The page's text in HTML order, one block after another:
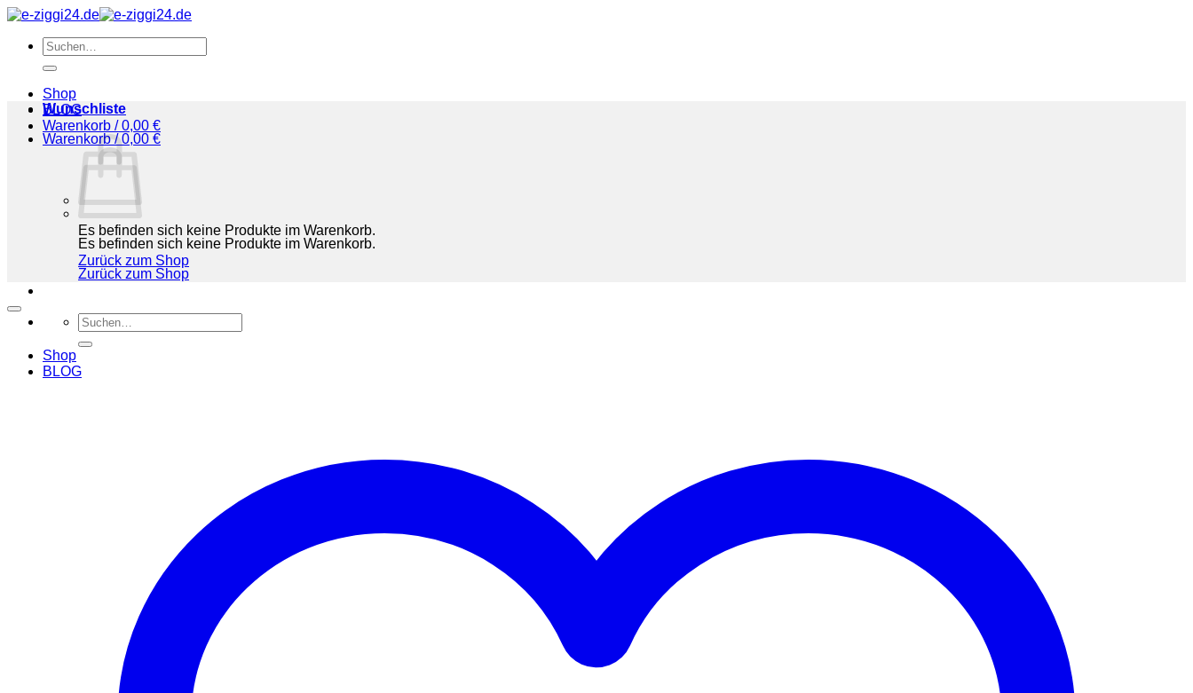
Zum
springenSuchen
nach:
Shop
BLOG
Warenkorb /0,00 €
Es befinden sich keine Produkte im Warenkorb.
Zurück zum Shop
Suchen
nach:
Shop
BLOG
Wunschliste
Warenkorb /0,00 €
Es befinden sich keine Produkte im Warenkorb.
Zurück zum Shop